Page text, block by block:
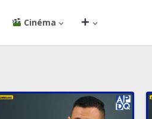
Cinéma